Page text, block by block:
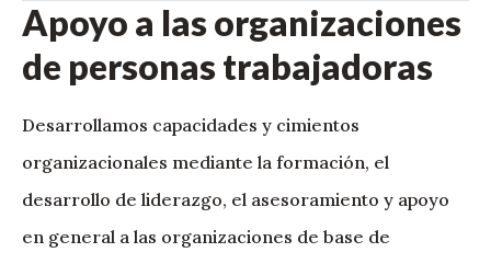
Apoyo a las organizaciones
de personas trabajadoras
Desarrollamos capacidades y cimientos
organizacionales mediante la formación, el
desarrollo de liderazgo, el asesoramiento y apoyo
en general a las organizaciones de base de